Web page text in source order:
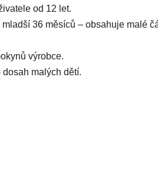
od 12 let.
mladší 36 měsíců – obsahuje malé
výrobce.
dosah malých dětí.